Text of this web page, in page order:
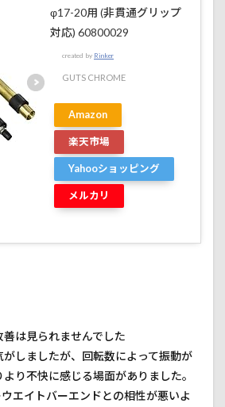
φ17-20用 (非貫通グリップ
対応) 60800029
created by Rinker
GUTS CHROME
Amazon
楽天市場
Yahooショッピング
メルカリ
は見られませんでした
しましたが、回転数によって振動が
り不快に感じる場面がありました。
エイトバーエンドとの相性が悪いよ